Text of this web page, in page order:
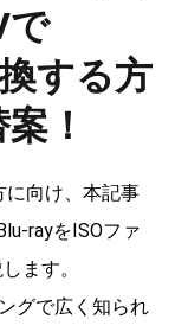
で
する方
！
に向け、本記事
rayをISOファ
ます。
グで広く知られ